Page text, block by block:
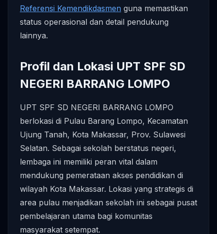
Referensi Kemendikdasmen guna memastikan
status operasional dan detail pendukung
lainnya.
Profil dan Lokasi UPT SPF SD
NEGERI BARRANG LOMPO
UPT SPF SD NEGERI BARRANG LOMPO
berlokasi di Pulau Barang Lompo, Kecamatan
Ujung Tanah, Kota Makassar, Prov. Sulawesi
Selatan. Sebagai sekolah berstatus negeri,
lembaga ini memiliki peran vital dalam
mendukung pemerataan akses pendidikan di
wilayah Kota Makassar. Lokasi yang strategis di
area pulau menjadikan sekolah ini sebagai pusat
pembelajaran utama bagi komunitas
masyarakat setempat.